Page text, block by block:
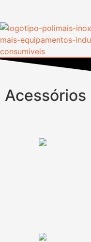
Acessórios